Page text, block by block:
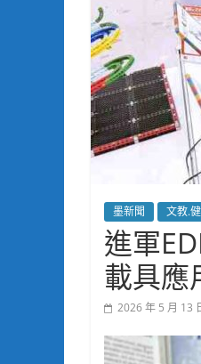
墨新聞 文教.
進軍
載具應
2026 年 5 月 13